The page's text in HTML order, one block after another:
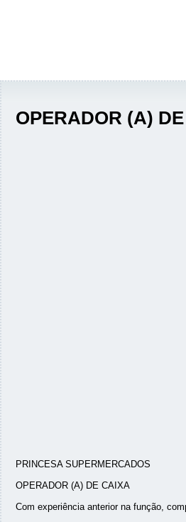
OPERADOR (A)
PRINCESA SUPERMERCADOS
OPERADOR (A) DE CAIXA
Com experiência anterior na função,